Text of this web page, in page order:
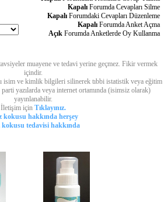
KapalıForumda Cevapları Silme
KapalıForumdaki Cevapları Düzenleme
KapalıForumda Anket Açma
AçıkForumda Anketlerde Oy Kullanma
muayene ve tedavi yerine geçmez. Fikir vermek
içindir.
isim ve kimlik bilgileri silinerek tıbbi istatistik veya eğitim
yazılarda veya internet ortamında (isimsiz olarak)
yayınlanabilir.
İletişim için Tıklayınız.
kokusu hakkında herşey
kokusu tedavisi hakkında